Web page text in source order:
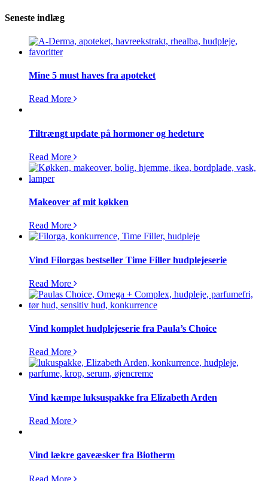
Seneste indlæg
Mine 5 must haves fra apoteket
Read More
Tiltrængt update på hormoner og hedeture
Read More
Makeover af mit køkken
Read More
Vind Filorgas bestseller Time Filler hudplejeserie
Read More
Vind komplet hudplejeserie fra Paula’s Choice
Read More
Vind kæmpe luksuspakke fra Elizabeth Arden
Read More
Vind lækre gaveæsker fra Biotherm
Read More